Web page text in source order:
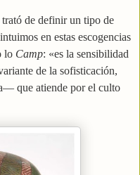
trató de definir un tipo de
en estas escogencias
lo Camp: «es la sensibilidad
de la sofisticación,
que atiende por el culto